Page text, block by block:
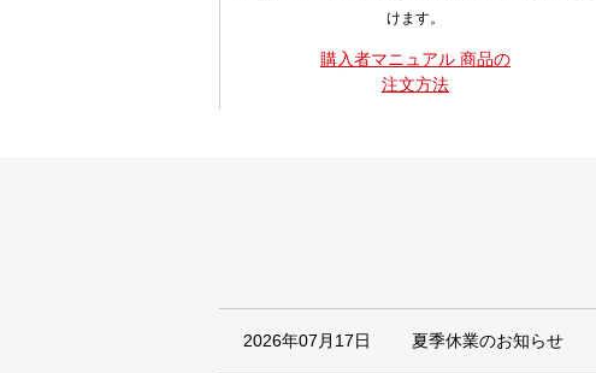
けます。
購入者マニュアル 商品の
注文方法
2026年07月17日 夏季休業のお知らせ